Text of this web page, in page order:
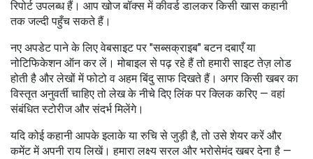
रिपोर्ट उपलब्ध हैं। आप खोज बॉक्स में कीवर्ड डालकर किसी खास कहानी
तक जल्दी पहुँच सकते हैं।
नए अपडेट पाने के लिए वेबसाइट पर "सब्सक्राइब" बटन दबाएँ या
नोटिफिकेशन ऑन कर लें। मोबाइल से पढ़ रहे हैं तो हमारी साइट तेज़ लोड
होती है और लेखों में फोटो व अहम बिंदु साफ दिखते हैं। अगर किसी खबर का
विस्तृत अनुवर्ती चाहिए तो लेख के नीचे दिए लिंक पर क्लिक करिए — वहां
संबंधित स्टोरीज और संदर्भ मिलेंगे।
यदि कोई कहानी आपके इलाके या रुचि से जुड़ी है, तो उसे शेयर करें और
कमेंट में अपनी राय लिखें। हमारा लक्ष्य सरल और भरोसेमंद खबर देना है —